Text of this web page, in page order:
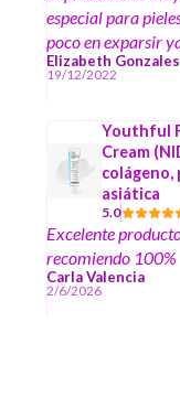
especial para
poco en exparsir
Elizabeth Gonzales
19/12/2022
Youthful
Cream
colágeno,
asiática
5.0
Excelente
recomiendo 100%
Carla Valencia
2/6/2026